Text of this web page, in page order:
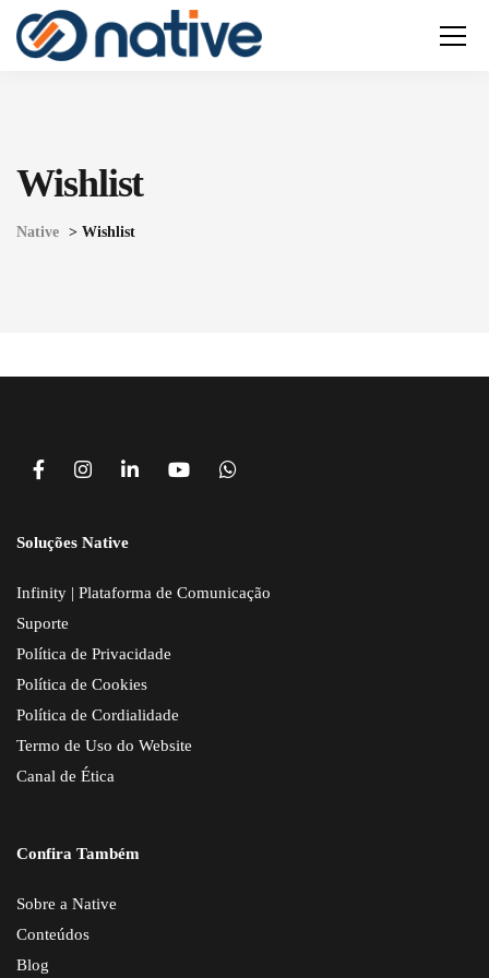
Wishlist
Native > Wishlist
Soluções Native
Infinity | Plataforma de Comunicação
Suporte
Política de Privacidade
Política de Cookies
Política de Cordialidade
Termo de Uso do Website
Canal de Ética
Confira Também
Sobre a Native
Conteúdos
Blog